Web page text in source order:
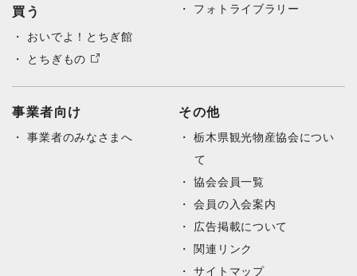
買う
おいでよ！とちぎ館
とちぎもの
フォトライブラリー
事業者向け
事業者のみなさまへ
その他
栃木県観光物産協会につい
て
協会会員一覧
会員の入会案内
広告掲載について
関連リンク
サイトマップ